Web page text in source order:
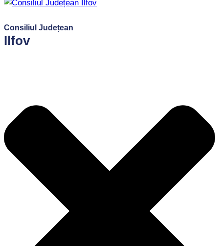
Consiliul Județean
Ilfov